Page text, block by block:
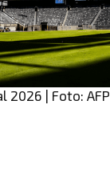
2026 | Foto: AFP